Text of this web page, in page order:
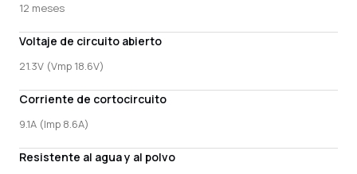
12 meses
Voltaje de circuito abierto
21.3V (Vmp 18.6V)
Corriente de cortocircuito
9.1A (Imp 8.6A)
Resistente al agua y al polvo